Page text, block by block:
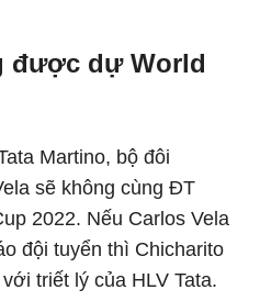
được dự World
Martino, bộ đôi
sẽ không cùng ĐT
2022. Nếu Carlos Vela
đội tuyển thì Chicharito
triết lý của HLV Tata.